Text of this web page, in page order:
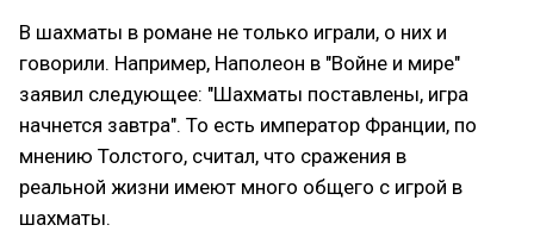
В шахматы в романе не только играли, о них и
говорили. Например, Наполеон в "Войне и мире"
заявил следующее: "Шахматы поставлены, игра
начнется завтра". То есть император Франции, по
мнению Толстого, считал, что сражения в
реальной жизни имеют много общего с игрой в
шахматы.